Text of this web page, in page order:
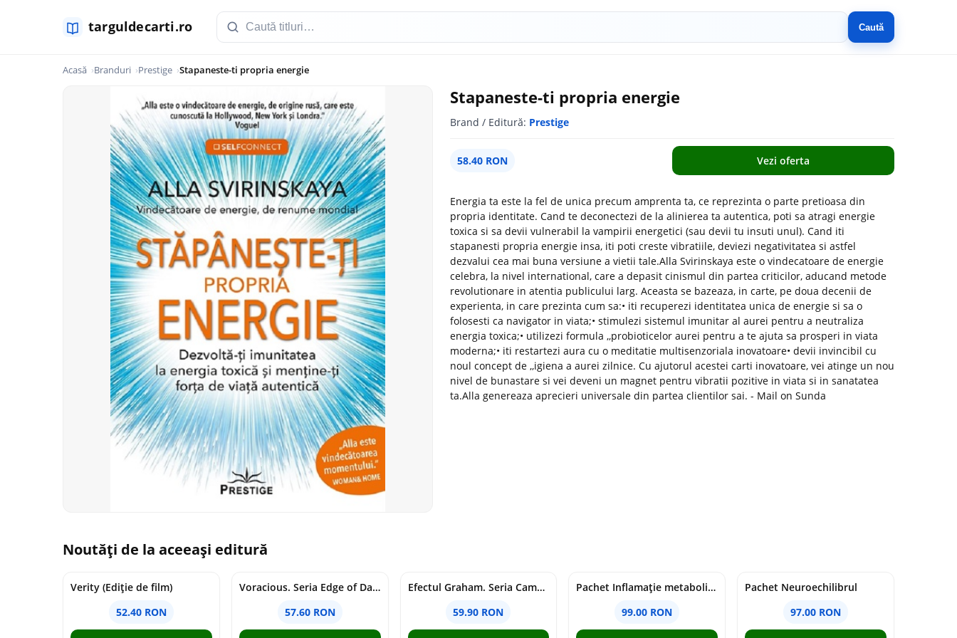
Caută
Acasă Branduri Prestige Stapaneste-ti propria energie
Stapaneste-ti propria energie
Brand / Editură: Prestige
58.40 RON Vezi oferta
Energia ta este la fel de unica precum amprenta ta, ce reprezinta o parte pretioasa din
propria identitate. Cand te deconectezi de la alinierea ta autentica, poti sa atragi energie
toxica si sa devii vulnerabil la vampirii energetici (sau devii tu insuti unul). Cand iti
stapanesti propria energie insa, iti poti creste vibratiile, deviezi negativitatea si astfel
dezvalui cea mai buna versiune a vietii tale.Alla Svirinskaya este o vindecatoare de energie
celebra, la nivel international, care a depasit cinismul din partea criticilor, aducand metode
revolutionare in atentia publicului larg. Aceasta se bazeaza, in carte, pe doua decenii de
experienta, in care prezinta cum sa:• iti recuperezi identitatea unica de energie si sa o
folosesti ca navigator in viata;• stimulezi sistemul imunitar al aurei pentru a neutraliza
energia toxica;• utilizezi formula ,,probioticelor aurei pentru a te ajuta sa prosperi in viata
moderna;• iti restartezi aura cu o meditatie multisenzoriala inovatoare• devii invincibil cu
noul concept de ,,igiena a aurei zilnice. Cu ajutorul acestei carti inovatoare, vei atinge un nou
nivel de bunastare si vei deveni un magnet pentru vibratii pozitive in viata si in sanatatea
ta.Alla genereaza aprecieri universale din partea clientilor sai. - Mail on Sunda
Noutăți de la aceeași editură
Verity (Ediție de film)
52.40 RON
Voracious. Seria Edge of Darkness Vol.2
57.60 RON
Efectul Graham. Seria Campus Diaries Vol.1
59.90 RON
Pachet Inflamație metabolism și creier
99.00 RON
Pachet Neuroechilibrul
97.00 RON